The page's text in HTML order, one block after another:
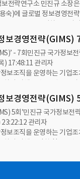
전략연구소 민진규 소장
숙)에 글로벌 정보경영전
Strategy, 이하 GIMS)
소장이 기고한 GIMS에
일자 기사[민진규-글
보가 필수적으로 요구되
와 첩보
수집된 자료(data)이고 정
보경영전략(GIMS)
연구소]
- 7회민진규 국가정보
) 17:48:11 관리자
조직을 운영하는 기업조
하기 위해 수▲ 민진규 국
하는 작업은 매우
자(producer)의 입장에서
보를 가공해 정보소비자
란 더 어렵다. 정보를 전문
정보부서에서 가져야 할
보경영전략(GIMS)
연구소]
5회’민진규 국가정보전
관리자
조직을 운영하는 기업조
하기 위해 수집한 첩보를▲
산자(producer)의 입장에